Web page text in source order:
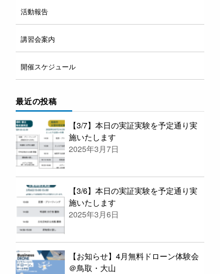
活動報告
講習会案内
開催スケジュール
最近の投稿
【3/7】本日の実証実験を予定通り実
施いたします
2025年3月7日
【3/6】本日の実証実験を予定通り実
施いたします
2025年3月6日
【お知らせ】4月無料ドローン体験会
＠鳥取・大山